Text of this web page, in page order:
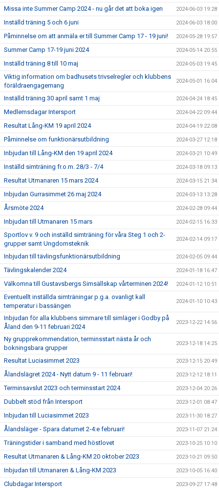
Missa inte Summer Camp 2024 - nu går det att boka igen 2024-06-03 19:28
Inställd träning 5 och 6 juni 2024-06-03 18:00
Påminnelse om att anmäla er till Summer Camp 17 - 19 juni! 2024-05-28 19:57
Summer Camp 17-19 juni 2024 2024-05-14 20:55
Inställd träning 8 till 10 maj 2024-05-03 19:45
Viktig information om badhusets trivselregler och klubbens
föräldraengagemang
2024-05-01 16:04
Inställd träning 30 april samt 1 maj 2024-04-24 18:45
Medlemsdagar Intersport 2024-04-22 09:44
Resultat Lång-KM 19 april 2024 2024-04-19 22:08
Påminnelse om funktionärsutbildning 2024-03-27 12:18
Inbjudan till Lång-KM den 19 april 2024 2024-03-21 10:49
Inställd simträning fr.o.m. 28/3 - 7/4 2024-03-18 09:13
Resultat Utmanaren 15 mars 2024 2024-03-15 21:34
Inbjudan Gurrasimmet 26 maj 2024 2024-03-13 13:28
Årsmöte 2024 2024-02-28 09:44
Inbjudan till Utmanaren 15 mars 2024-02-15 16:33
Sportlov v. 9 och inställd simträning för våra Steg 1 och 2-
grupper samt Ungdomsteknik
2024-02-14 09:17
Inbjudan till tävlingsfunktionärsutbildning 2024-02-05 09:44
Tävlingskalender 2024 2024-01-18 16:47
Välkomna till Gustavsbergs Simsällskap vårterminen 2024! 2024-01-12 10:51
Eventuellt inställda simträningar p.g.a. ovanligt kall
temperatur i bassängen
2024-01-10 10:43
Inbjudan för alla klubbens simmare till simläger i Godby på
Åland den 9-11 februari 2024
2023-12-22 14:56
Ny grupprekommendation, terminsstart nästa år och
bokningsbara grupper
2023-12-18 14:25
Resultat Luciasimmet 2023 2023-12-15 20:49
Ålandslägret 2024 - Nytt datum 9 - 11 februari! 2023-12-12 18:11
Terminsavslut 2023 och terminsstart 2024 2023-12-04 20:26
Dubbelt stöd från Intersport 2023-12-01 08:47
Inbjudan till Luciasimmet 2023 2023-11-30 18:27
Ålandsläger - Spara datumet 2-4:e februari! 2023-11-07 21:24
Träningstider i samband med höstlovet 2023-10-25 10:10
Resultat Utmanaren & Lång-KM 20 oktober 2023 2023-10-21 09:50
Inbjudan till Utmanaren & Lång-KM 2023 2023-10-05 16:40
Clubdagar Intersport 2023-09-27 17:48